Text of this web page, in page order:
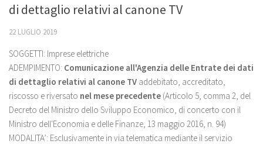
di dettaglio relativi al canone TV
22 LUGLIO 2019
SOGGETTI: Imprese elettriche
ADEMPIMENTO: Comunicazione all'Agenzia delle Entrate dei dati
di dettaglio relativi al canone TV addebitato, accreditato,
riscosso e riversato nel mese precedente (Articolo 5, comma 2, del
Decreto del Ministro dello Sviluppo Economico, di concerto con il
Ministro dell'Economia e delle Finanze, 13 maggio 2016, n. 94)
MODALITA’: Esclusivamente in via telematica mediante il servizio